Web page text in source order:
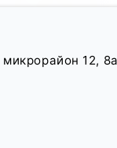
12, 8а